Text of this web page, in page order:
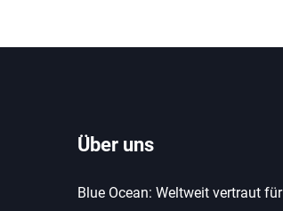
Über uns
Blue Ocean: Weltweit vertraut für